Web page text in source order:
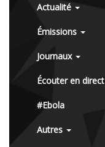
Actualité
Émissions
Journaux
Écouter en direct
#Ebola
Autres